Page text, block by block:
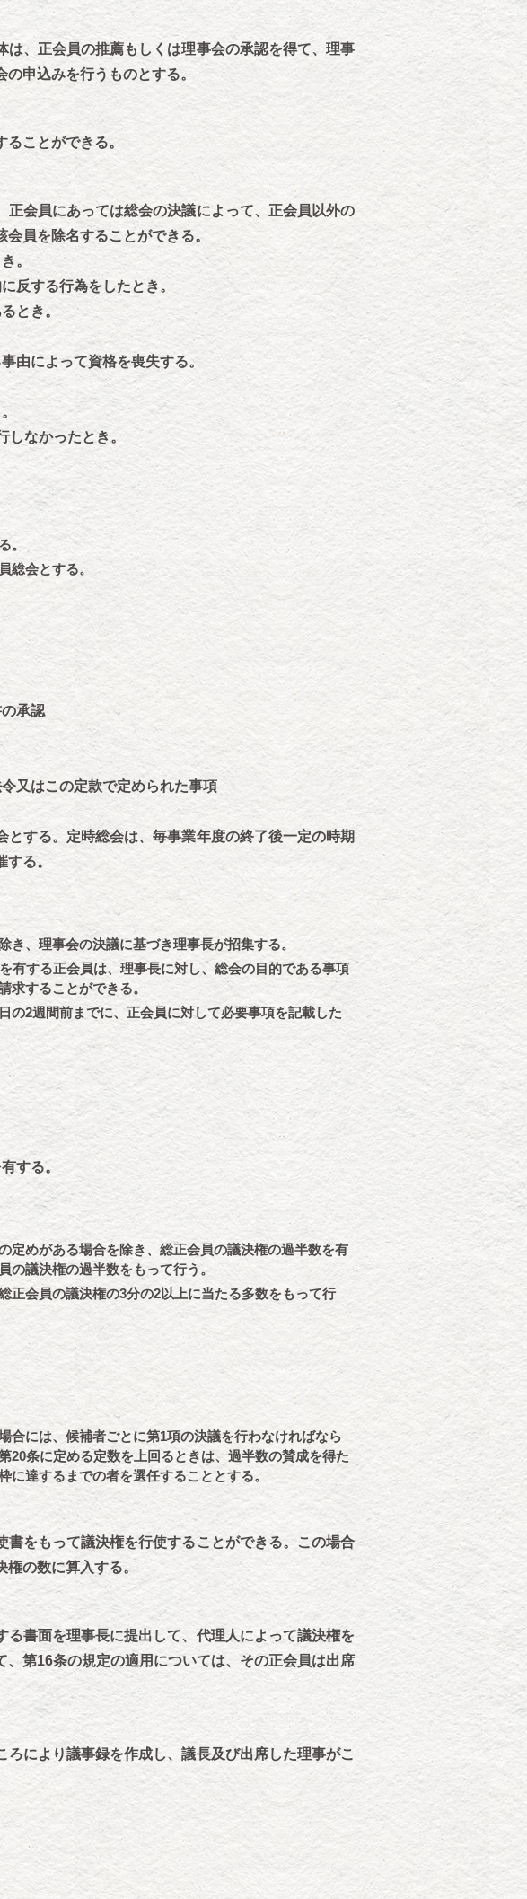
、正会員の推薦もしくは理事会の承認を得て、理事
申込みを行うものとする。
ことができる。
会員にあっては総会の決議によって、正会員以外の
員を除名することができる。
。
反する行為をしたとき。
とき。
由によって資格を喪失する。
しなかったとき。
。
総会とする。
承認
又はこの定款で定められた事項
する。定時総会は、毎事業年度の終了後一定の時期
する。
き、理事会の決議に基づき理事長が招集する。
有する正会員は、理事長に対し、総会の目的である事項
求することができる。
の2週間前までに、正会員に対して必要事項を記載した
する。
定めがある場合を除き、総正会員の議決権の過半数を有
の議決権の過半数をもって行う。
正会員の議決権の3分の2以上に当たる多数をもって行
合には、候補者ごとに第1項の決議を行わなければなら
20条に定める定数を上回るときは、過半数の賛成を得た
達するまでの者を選任することとする。
をもって議決権を行使することができる。この場合
権の数に算入する。
る書面を理事長に提出して、代理人によって議決権を
第16条の規定の適用については、その正会員は出席
により議事録を作成し、議長及び出席した理事がこ